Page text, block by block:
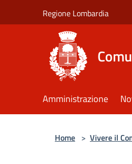
Regione Lombardia
Amministrazione
Home > Vivere il